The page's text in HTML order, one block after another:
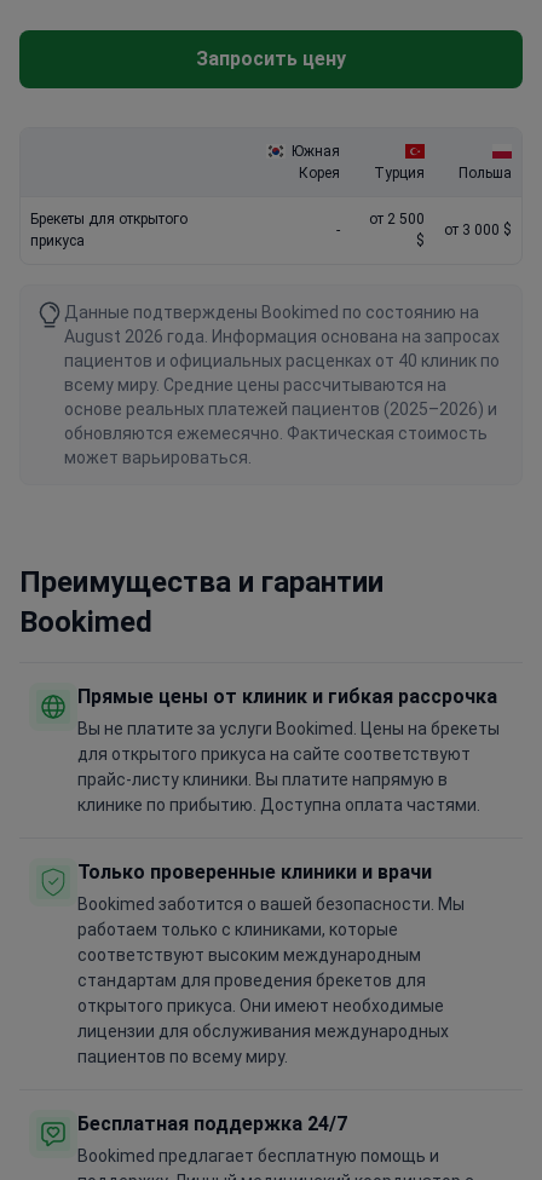
Запросить цену
Южная
Корея
Турция Польша
Брекеты для открытого
прикуса
-
от 2 500
$
от 3 000 $
Данные подтверждены Bookimed по состоянию на
August 2026 года. Информация основана на запросах
пациентов и официальных расценках от 40 клиник по
всему миру. Средние цены рассчитываются на
основе реальных платежей пациентов (2025–2026) и
обновляются ежемесячно. Фактическая стоимость
может варьироваться.
Преимущества и гарантии
Bookimed
Прямые цены от клиник и гибкая рассрочка
Вы не платите за услуги Bookimed. Цены на брекеты
для открытого прикуса на сайте соответствуют
прайс-листу клиники. Вы платите напрямую в
клинике по прибытию. Доступна оплата частями.
Только проверенные клиники и врачи
Bookimed заботится о вашей безопасности. Мы
работаем только с клиниками, которые
соответствуют высоким международным
стандартам для проведения брекетов для
открытого прикуса. Они имеют необходимые
лицензии для обслуживания международных
пациентов по всему миру.
Бесплатная поддержка 24/7
Bookimed предлагает бесплатную помощь и